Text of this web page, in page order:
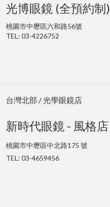
光博眼鏡 (全預約制)
桃園市中壢區六和路56號
TEL: 03-4226752
台灣北部 / 光學眼鏡店
新時代眼鏡 - 風格店
桃園市中壢區中北路175 號
TEL: 03-4659456